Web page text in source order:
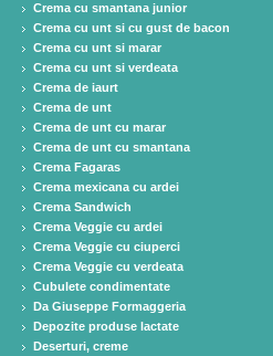
Crema cu smantana junior
Crema cu unt si cu gust de bacon
Crema cu unt si marar
Crema cu unt si verdeata
Crema de iaurt
Crema de unt
Crema de unt cu marar
Crema de unt cu smantana
Crema Fagaras
Crema mexicana cu ardei
Crema Sandwich
Crema Veggie cu ardei
Crema Veggie cu ciuperci
Crema Veggie cu verdeata
Cubulete condimentate
Da Giuseppe Formaggeria
Depozite produse lactate
Deserturi, creme